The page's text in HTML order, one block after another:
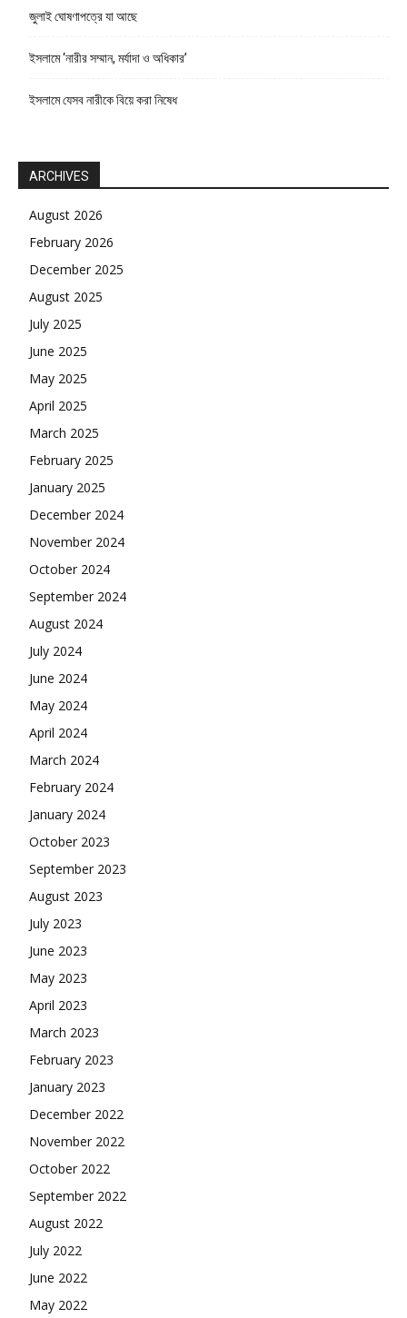
জুলাই ঘোষণাপত্রে যা আছে
ইসলামে ‘নারীর সম্মান, মর্যাদা ও অধিকার’
ইসলামে যেসব নারীকে বিয়ে করা নিষেধ
ARCHIVES
August 2026
February 2026
December 2025
August 2025
July 2025
June 2025
May 2025
April 2025
March 2025
February 2025
January 2025
December 2024
November 2024
October 2024
September 2024
August 2024
July 2024
June 2024
May 2024
April 2024
March 2024
February 2024
January 2024
October 2023
September 2023
August 2023
July 2023
June 2023
May 2023
April 2023
March 2023
February 2023
January 2023
December 2022
November 2022
October 2022
September 2022
August 2022
July 2022
June 2022
May 2022